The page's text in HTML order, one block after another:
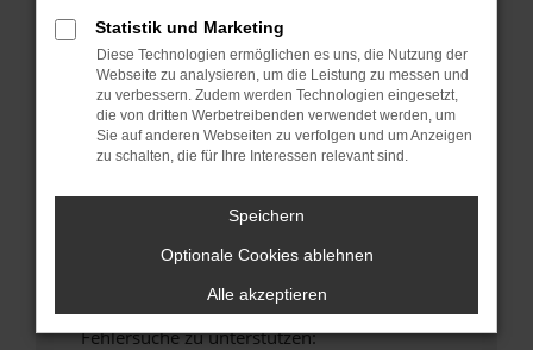
Betriebssystem auf dem neuesten Stand
sind.
Veraltete Software birgt nicht nur ein
Sicherheitsrisiko, sondern kann auch dazu
führen, dass bestimmte Funktionen nicht mehr
unterstützt werden.
Wende dich an den Webseitenbetreiber.
Wenn du alle oben genannten Schritte versucht
hast, kontaktiere uns bitte. Wir werden
versuchen, das Problem zu beheben. Du kannst
uns diesen Text schicken, um uns bei der
Fehlersuche zu unterstützen:
Statistik und Marketing
Diese Technologien ermöglichen es uns, die Nutzung der
Webseite zu analysieren, um die Leistung zu messen und
zu verbessern. Zudem werden Technologien eingesetzt,
die von dritten Werbetreibenden verwendet werden, um
Sie auf anderen Webseiten zu verfolgen und um Anzeigen
zu schalten, die für Ihre Interessen relevant sind.
Speichern
Optionale Cookies ablehnen
Alle akzeptieren